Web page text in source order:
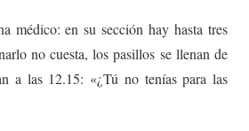
médico: en su sección hay hasta tres
no cuesta, los pasillos se llenan de
a las 12.15: «¿Tú no tenías para las